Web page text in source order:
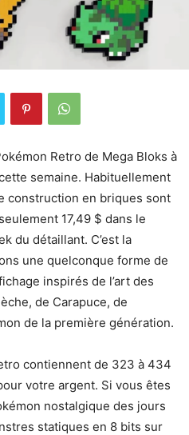
Retro de Mega Bloks à
semaine. Habituellement
construction en briques sont
17,49 $ dans le
du détaillant. C’est la
une quelconque forme de
inspirés de l’art des
de Carapuce, de
de la première génération.
contiennent de 323 à 434
votre argent. Si vous êtes
nostalgique des jours
statiques en 8 bits sur